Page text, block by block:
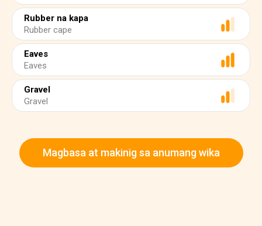
Rubber na kapa
Rubber cape
Eaves
Eaves
Gravel
Gravel
Magbasa at makinig sa anumang wika